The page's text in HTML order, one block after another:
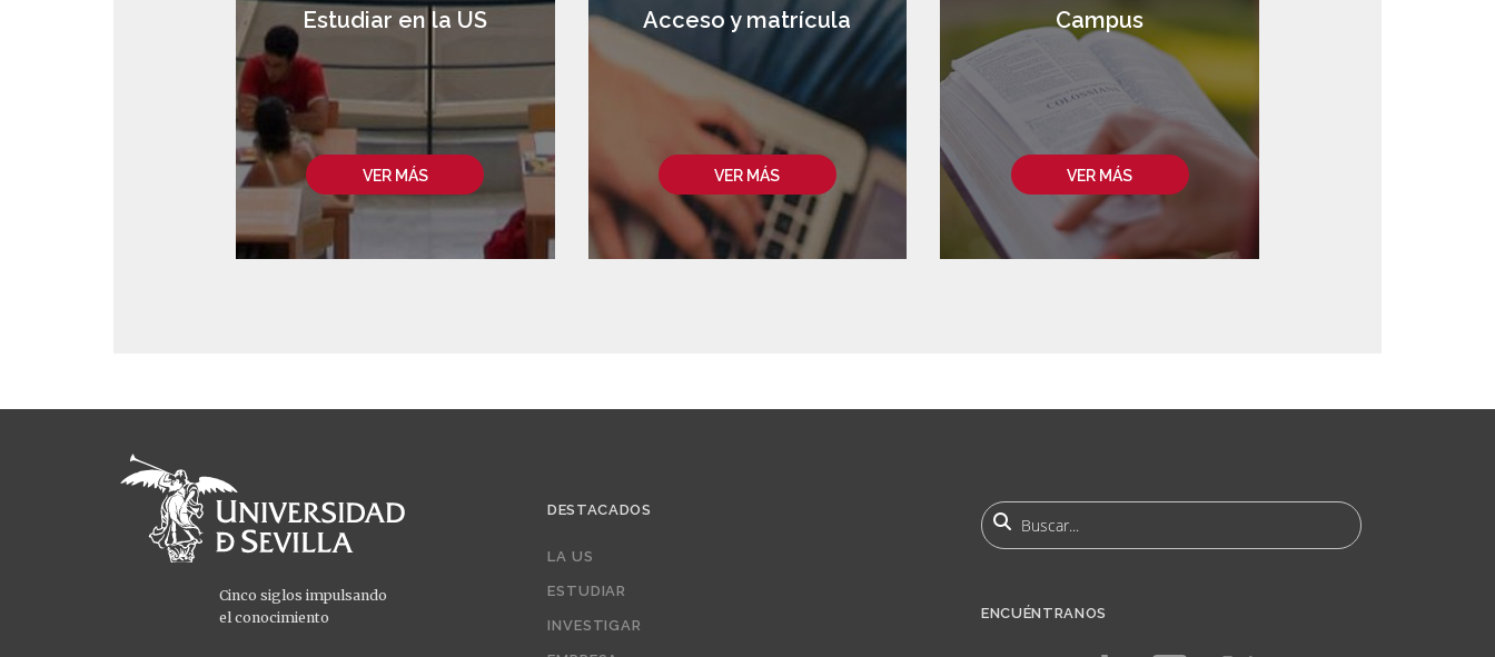
VER MÁS
Estudiar en la US
VER MÁS
Acceso y matrícula
VER MÁS
Campus
Cinco siglos impulsando
el conocimiento
DESTACADOS
LA US
ESTUDIAR
INVESTIGAR
Buscar
ENCUÉNTRANOS